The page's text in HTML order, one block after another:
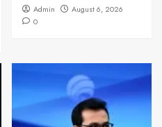
Admin
August 6, 2026
0